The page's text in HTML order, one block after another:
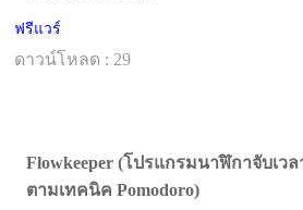
ฟรีแวร์
ดาวน์โหลด : 29
Flowkeeper (โปรแกรมนาฬิกาจับเว
ตามเทคนิค Pomodoro)